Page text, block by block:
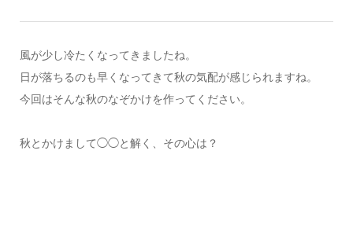
風が少し冷たくなってきましたね。
日が落ちるのも早くなってきて秋の気配が感じられますね。
今回はそんな秋のなぞかけを作ってください。
秋とかけまして◯◯と解く、その心は？